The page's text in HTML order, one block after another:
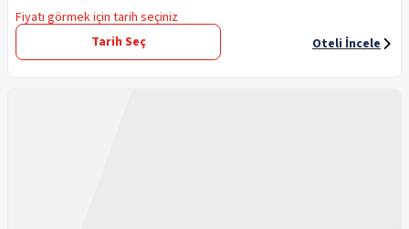
Fiyatı görmek için tarih seçiniz
Tarih Seç
Oteli İncele